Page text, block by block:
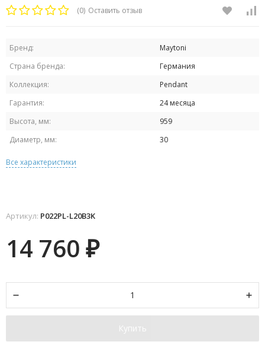
(0) Оставить отзыв
Бренд:
Maytoni
Страна бренда:
Германия
Коллекция:
Pendant
Гарантия:
24 месяца
Высота, мм:
959
Диаметр, мм:
30
Все характеристики
Артикул: P022PL-L20B3K
14 760 ₽
Купить